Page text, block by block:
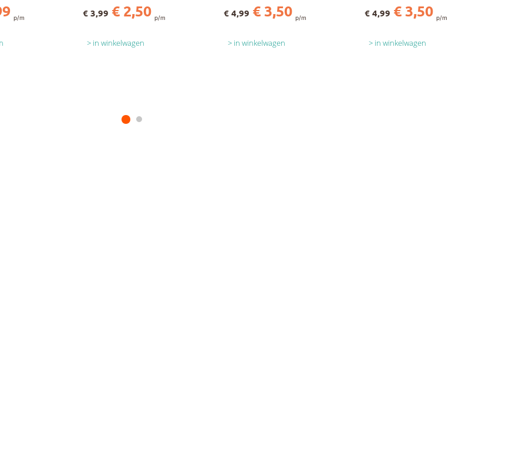
p/m € 2,50
€ 3,99 p/m
in winkelwagen
€ 3,50
€ 4,99 p/m
in winkelwagen
€ 3,50
€ 4,99 p/m
in winkelwagen